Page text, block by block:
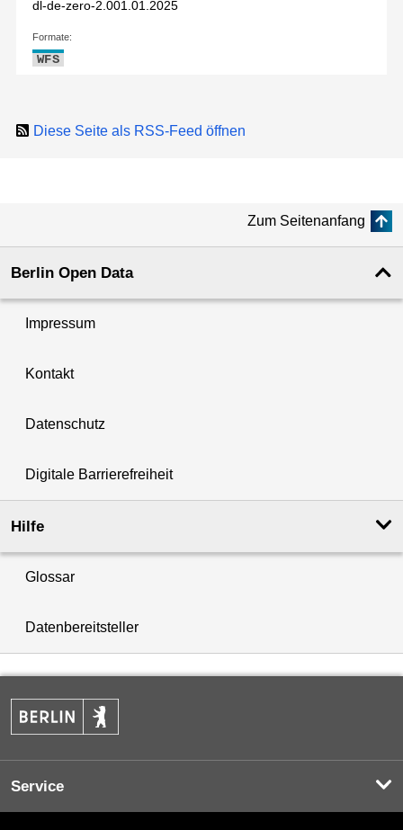
dl-de-zero-2.001.01.2025
Formate:
WFS
Diese Seite als RSS-Feed öffnen
Zum Seitenanfang
Berlin Open Data
Impressum
Kontakt
Datenschutz
Digitale Barrierefreiheit
Hilfe
Glossar
Datenbereitsteller
Service